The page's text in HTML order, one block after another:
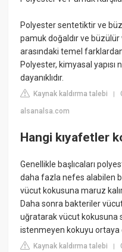
Polyester sentetiktir ve
pamuk doğaldır ve
arasındaki temel farklardan
Polyester, kimyasal
dayanıklıdır.
Kaynak kaldırma talebi |
alsanalsa.com
Hangi kıyafetler
Genellikle başlıcaları
daha fazla nefes alabilen
vücut kokusuna maruz
Daha sonra bakteriler
uğratarak vücut kokusuna
istenmeyen kokuyu ortaya
Kaynak kaldırma talebi |